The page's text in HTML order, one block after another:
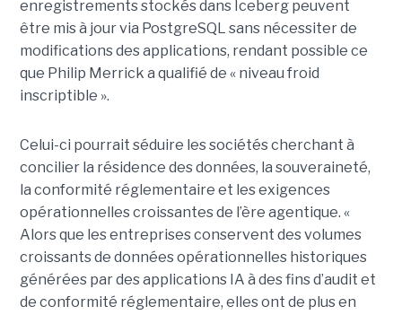
enregistrements stockés dans Iceberg peuvent
être mis à jour via PostgreSQL sans nécessiter de
modifications des applications, rendant possible ce
que Philip Merrick a qualifié de « niveau froid
inscriptible ».
Celui-ci pourrait séduire les sociétés cherchant à
concilier la résidence des données, la souveraineté,
la conformité réglementaire et les exigences
opérationnelles croissantes de l’ère agentique. «
Alors que les entreprises conservent des volumes
croissants de données opérationnelles historiques
générées par des applications IA à des fins d’audit et
de conformité réglementaire, elles ont de plus en